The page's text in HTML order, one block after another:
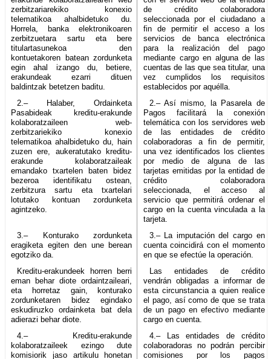
zerbitzariarekiko konexio
telematikoa ahalbidetuko du.
Horrela, banka elektronikoaren
zerbitzuetara sartu eta bere
titulartasunekoa den
kontuetakoren batean zordunketa
egin ahal izango du, betiere,
erakundeak ezarri dituen
baldintzak betetzen baditu.
de crédito colaboradora
seleccionada por el ciudadano a
fin de permitir el acceso a los
servicios de banca electrónica
para la realización del pago
mediante cargo en alguna de las
cuentas de las que sea titular, una
vez cumplidos los requisitos
establecidos por aquélla.
2.– Halaber, Ordainketa
Pasabideak kreditu-erakunde
kolaboratzaileen web-
zerbitzariekiko konexio
telematikoa ahalbidetuko du, hain
zuzen ere, aukeratutako kreditu-
erakunde kolaboratzaileak
emandako txartelen baten bidez
bezeroa identifikatu ostean,
zerbitzura sartu eta txartelari
lotutako kontuan zordunketa
agintzeko.
2.– Así mismo, la Pasarela de
Pagos facilitará la conexión
telemática con los servidores web
de las entidades de crédito
colaboradoras a fin de permitir,
una vez identificados los clientes
por medio de alguna de las
tarjetas emitidas por la entidad de
crédito colaboradora
seleccionada, el acceso al
servicio que permitirá ordenar el
cargo en la cuenta vinculada a la
tarjeta.
3.– Konturako zordunketa
eragiketa egiten den une berean
egotziko da.
3.– La imputación del cargo en
cuenta coincidirá con el momento
en que se efectúe la operación.
Kreditu-erakundeek horren berri
eman behar diote ordaintzaileari,
eta horretaz gain, konturako
zordunketaren bidez egindako
eskudiruzko ordainketa bat dela
adierazi behar diote.
Las entidades de crédito
vendrán obligadas a informar de
esta circunstancia a quien realice
el pago, así como de que se trata
de un pago en efectivo mediante
cargo en cuenta.
4.– Kreditu-erakunde
kolaboratzaileek ezingo dute
komisiorik jaso artikulu honetan
4.– Las entidades de crédito
colaboradoras no podrán percibir
comisiones por los pagos